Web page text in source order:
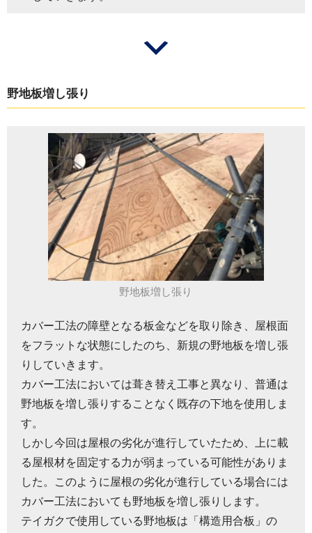
野地板増し張り
野地板増し張り
カバー工法の障壁となる板金などを取り除き、屋根面
をフラットな状態にしたのち、新規の野地板を増し張
りしていきます。
カバー工法においては葺き替え工事と異なり、普通は
野地板を増し張りすることなく既存の下地を使用しま
す。
しかし今回は屋根の劣化が進行していたため、上に載
る屋根材を固定する力が弱まっている可能性がありま
した。このように屋根の劣化が進行している場合には
カバー工法においても野地板を増し張りします。
テイガクで使用している野地板は「構造用合板」の